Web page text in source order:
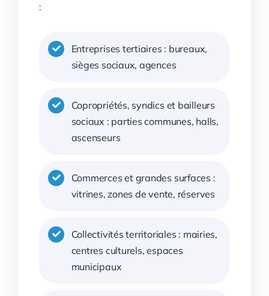
:
Entreprises tertiaires : bureaux,
sièges sociaux, agences
Copropriétés, syndics et bailleurs
sociaux : parties communes, halls,
ascenseurs
Commerces et grandes surfaces :
vitrines, zones de vente, réserves
Collectivités territoriales : mairies,
centres culturels, espaces
municipaux